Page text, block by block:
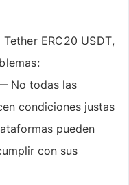
Tether ERC20 USDT,
No todas las
condiciones justas
pueden
con sus